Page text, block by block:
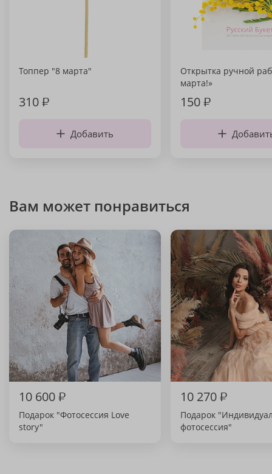
Топпер "8 марта"
310₽
Добавить
Открытка ручной
марта!»
150₽
Вам может понравиться
10 600₽
Подарок "Фотосессия Love
story"
10 270₽
Подарок
фотосессия"